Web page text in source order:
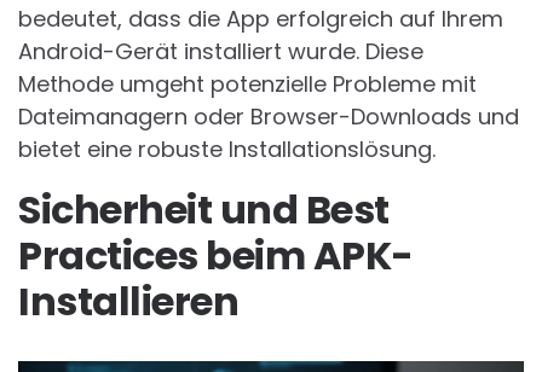
bedeutet, dass die App erfolgreich auf Ihrem
Android-Gerät installiert wurde. Diese
Methode umgeht potenzielle Probleme mit
Dateimanagern oder Browser-Downloads und
bietet eine robuste Installationslösung.
Sicherheit und Best
Practices beim APK-
Installieren